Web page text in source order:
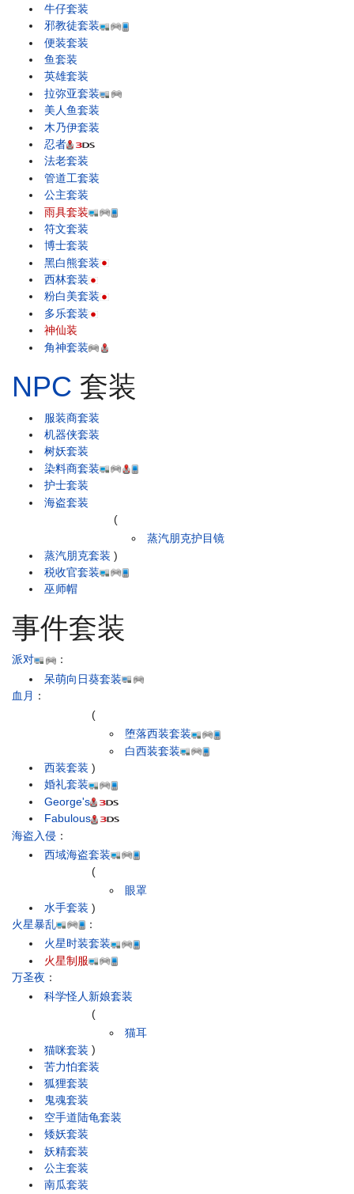
牛仔套装
邪教徒套装
便装套装
鱼套装
英雄套装
拉弥亚套装
美人鱼套装
木乃伊套装
忍者
法老套装
管道工套装
公主套装
雨具套装
符文套装
博士套装
黑白熊套装
西林套装
粉白美套装
多乐套装
神仙装
角神套装
NPC 套装
服装商套装
机器侠套装
树妖套装
染料商套装
护士套装
海盗套装
蒸汽朋克套装
(
蒸汽朋克护目镜
)
税收官套装
巫师帽
事件套装
派对
：
呆萌向日葵套装
血月 ：
西装套装
(
堕落西装套装
白西装套装
)
婚礼套装
George's
Fabulous
海盗入侵 ：
西域海盗套装
水手套装
(
眼罩
)
火星暴乱
：
火星时装套装
火星制服
万圣夜 ：
科学怪人新娘套装
猫咪套装
(
猫耳
)
苦力怕套装
狐狸套装
鬼魂套装
空手道陆龟套装
矮妖套装
妖精套装
公主套装
南瓜套装